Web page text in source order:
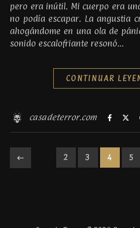
pero era inútil. Mi cuerpo era
no podía escapar. La angustia
ahogándome en una ola de
sonido escalofriante resonó…
CONTINUAR
casadeterror.com
2 3 4 5